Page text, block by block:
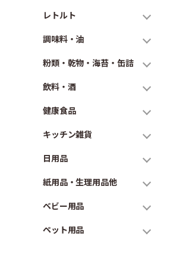
レトルト
調味料・油
粉類・乾物・海苔・缶詰
飲料・酒
健康食品
キッチン雑貨
日用品
紙用品・生理用品他
ベビー用品
ペット用品